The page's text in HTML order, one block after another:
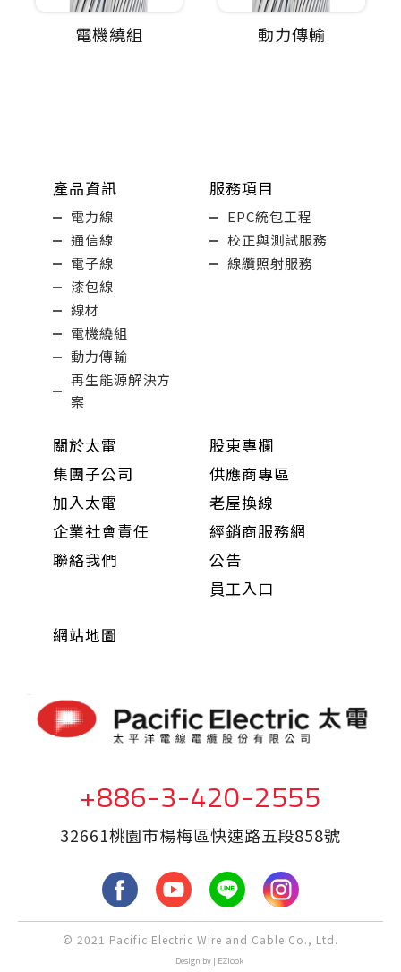
電機繞組 動力傳輸
產品資訊
電力線
通信線
電子線
漆包線
線材
電機繞組
動力傳輸
再生能源解決方
案
服務項目
EPC統包工程
校正與測試服務
線纜照射服務
關於太電
集團子公司
加入太電
企業社會責任
聯絡我們
股東專欄
供應商專區
老屋換線
經銷商服務網
公告
員工入口
網站地圖
+886-3-420-2555
32661桃園市楊梅區快速路五段858號
fb
yout
ube
LINE
Inst
agra
© 2021 Pacific Electric Wire and Cable Co., Ltd.
Design by | EZlook